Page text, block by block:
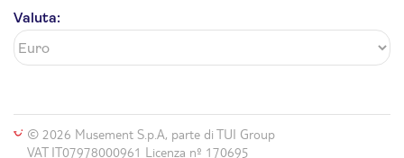
Valuta:
© 2026 Musement S.p.A, parte di TUI Group
VAT IT07978000961 Licenza nº 170695